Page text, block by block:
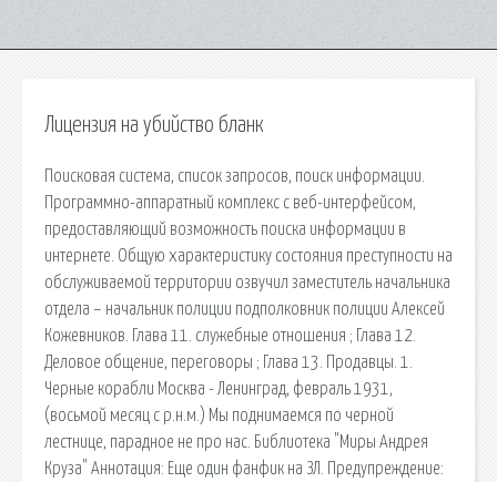
Лицензия на убийство бланк
Поисковая сиcтема, список запросов, поиск информации.
Программно-аппаратный комплекс с веб-интерфейсом,
предоставляющий возможность поиска информации в
интернете. Общую характеристику состояния преступности на
обслуживаемой территории озвучил заместитель начальника
отдела – начальник полиции подполковник полиции Алексей
Кожевников. Глава 11. cлужебные отношения ; Глава 12.
Деловое общение, переговоры ; Глава 13. Продавцы. 1.
Черные корабли Москва - Ленинград, февраль 1931,
(восьмой месяц с р.н.м.) Мы поднимаемся по черной
лестнице, парадное не про нас. Библиотека "Миры Андрея
Круза" Аннотация: Еще один фанфик на ЗЛ. Предупреждение: